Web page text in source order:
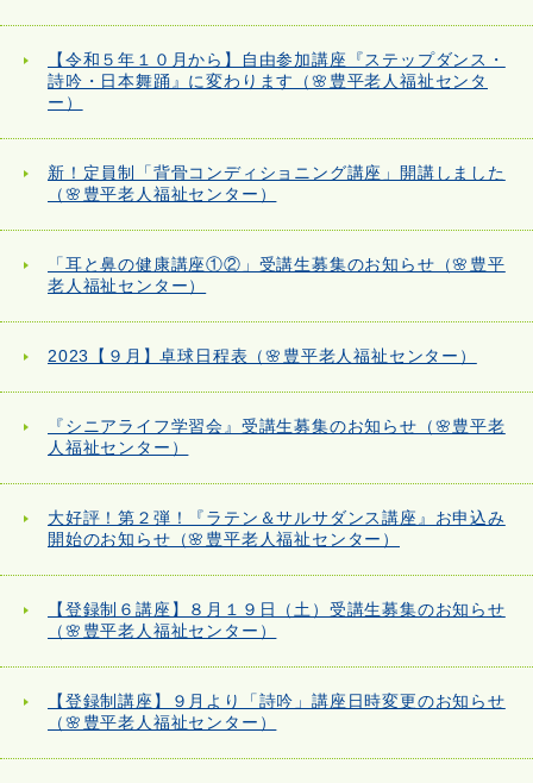
【令和５年１０月から】自由参加講座『ステップダンス・
詩吟・日本舞踊』に変わります（🌸豊平老人福祉センタ
ー）
新！定員制「背骨コンディショニング講座」開講しました
（🌸豊平老人福祉センター）
「耳と鼻の健康講座①②」受講生募集のお知らせ（🌸豊平
老人福祉センター）
2023【９月】卓球日程表（🌸豊平老人福祉センター）
『シニアライフ学習会』受講生募集のお知らせ（🌸豊平老
人福祉センター）
大好評！第２弾！『ラテン＆サルサダンス講座』お申込み
開始のお知らせ（🌸豊平老人福祉センター）
【登録制６講座】８月１９日（土）受講生募集のお知らせ
（🌸豊平老人福祉センター）
【登録制講座】９月より「詩吟」講座日時変更のお知らせ
（🌸豊平老人福祉センター）